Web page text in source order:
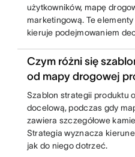
użytkowników, mapę
marketingową. Te
kieruje podejmowaniem
Czym różni się
od mapy drogowej
Szablon strategii produktu
docelową, podczas gdy
zawiera szczegółowe
Strategia wyznacza
jak do niego dotrzeć.